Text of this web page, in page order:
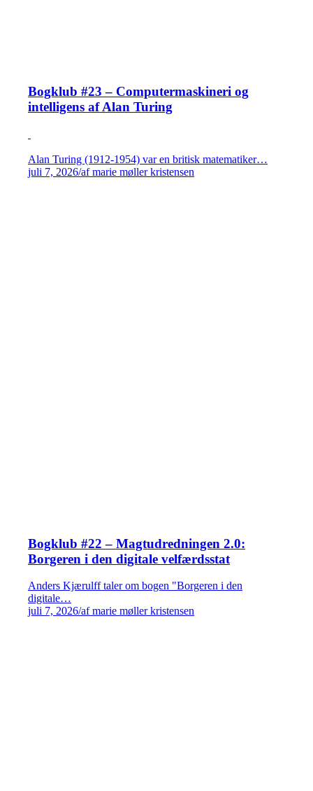
Bogklub #23 – Computermaskineri og
intelligens af Alan Turing
Alan Turing (1912-1954) var en britisk matematiker…
juli 7, 2026/af marie møller kristensen
Bogklub #22 – Magtudredningen 2.0:
Borgeren i den digitale velfærdsstat
Anders Kjærulff taler om bogen "Borgeren i den
digitale…
juli 7, 2026/af marie møller kristensen